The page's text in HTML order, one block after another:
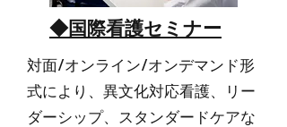
◆国際看護セミナー
対面/オンライン/オンデマンド形
式により、異文化対応看護、リー
ダーシップ、スタンダードケアな